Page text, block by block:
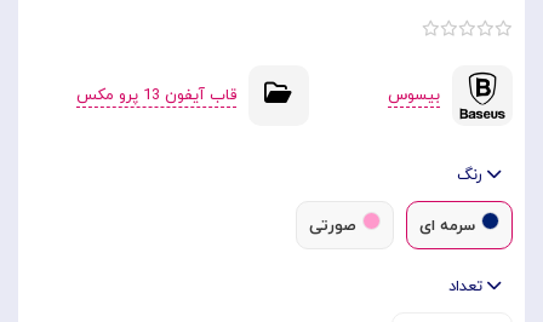
بیسوس قاب آیفون 13 پرو مکس
رنگ
سرمه ای صورتی
تعداد